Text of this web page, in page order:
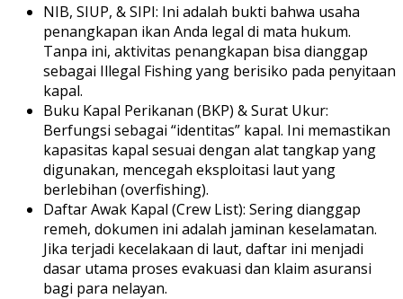
NIB, SIUP, & SIPI: Ini adalah bukti bahwa usaha
penangkapan ikan Anda legal di mata hukum.
Tanpa ini, aktivitas penangkapan bisa dianggap
sebagai Illegal Fishing yang berisiko pada penyitaan
kapal.
Buku Kapal Perikanan (BKP) & Surat Ukur:
Berfungsi sebagai “identitas” kapal. Ini memastikan
kapasitas kapal sesuai dengan alat tangkap yang
digunakan, mencegah eksploitasi laut yang
berlebihan (overfishing).
Daftar Awak Kapal (Crew List): Sering dianggap
remeh, dokumen ini adalah jaminan keselamatan.
Jika terjadi kecelakaan di laut, daftar ini menjadi
dasar utama proses evakuasi dan klaim asuransi
bagi para nelayan.